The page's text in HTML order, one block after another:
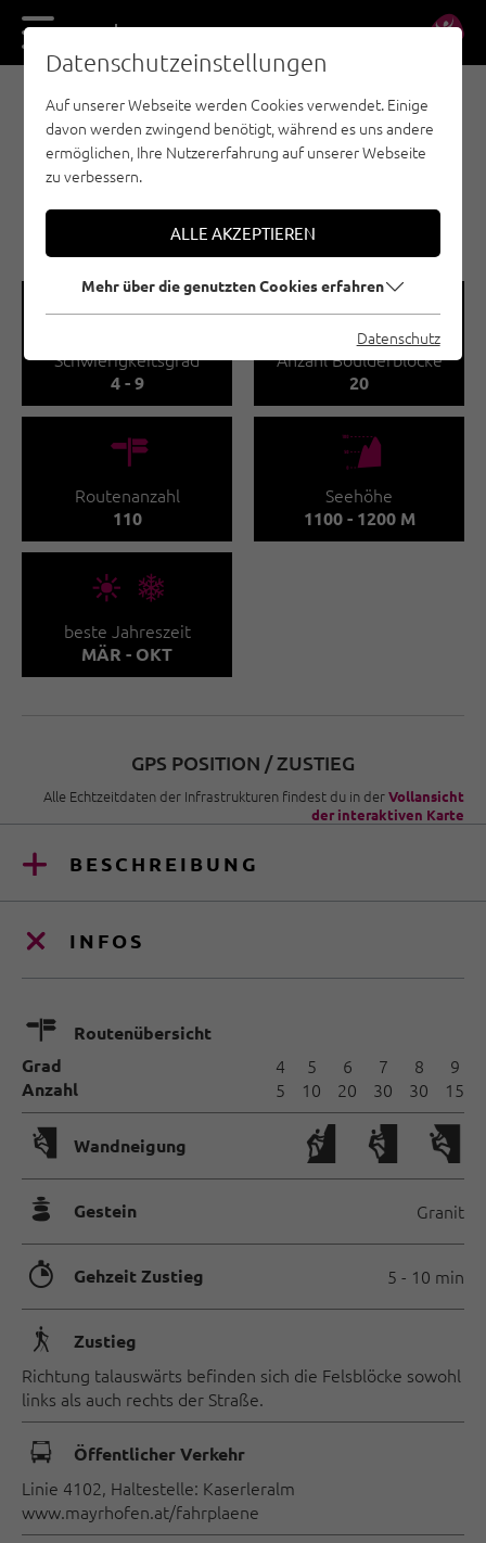
DE EN
BOULDERN - MAYRHOFEN-HIPPACH
BOULDERGEBIET
KASELER ALM
🅟 Familienfreundlich
🞽
Schwierigkeitsgrad
4 - 9
🍫
Anzahl Boulderblöcke
20
🍫
Routenanzahl
110
🞱
Seehöhe
1100 - 1200 M
🞀🖈
beste Jahreszeit
MÄR - OKT
GPS POSITION / ZUSTIEG
Alle Echtzeitdaten der Infrastrukturen findest du in derVollansicht
der interaktiven Karte
BESCHREIBUNG
INFOS
🍫
Routenübersicht
Grad
Anzahl
4
5
5
10
6
20
7
30
8
30
9
15
🅩 Wandneigung
🞾 Gestein Granit
🐲 Gehzeit Zustieg 5 - 10 min
🛬 Zustieg
Richtung talauswärts befinden sich die Felsblöcke sowohl
links als auch rechts der Straße.
🕞 Öffentlicher Verkehr
Linie 4102, Haltestelle: Kaserleralm
www.mayrhofen.at/fahrplaene
Datenschutzeinstellungen
Auf unserer Webseite werden Cookies verwendet. Einige
davon werden zwingend benötigt, während es uns andere
ermöglichen, Ihre Nutzererfahrung auf unserer Webseite
zu verbessern.
ALLE AKZEPTIEREN
Mehr über die genutzten Cookies erfahren
Datenschutz